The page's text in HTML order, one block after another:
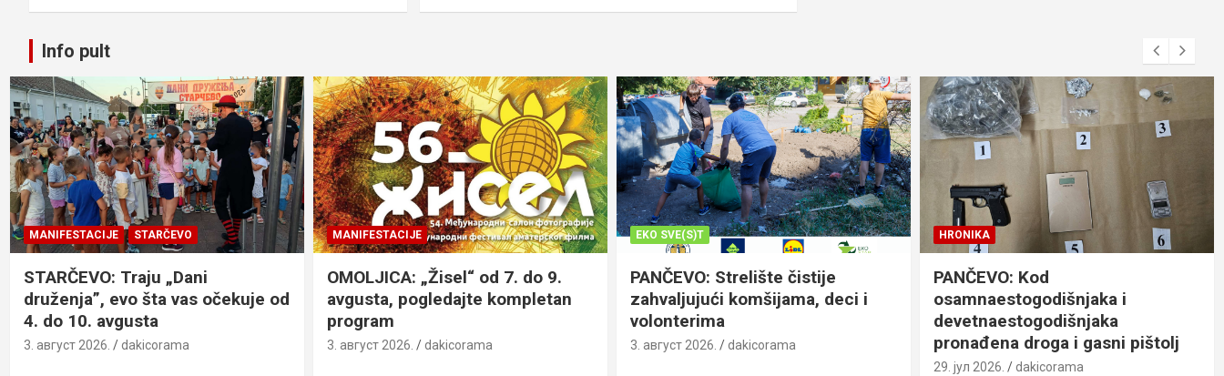
Info pult
MANIFESTACIJE STARČEVO
STARČEVO: Traju „Dani
druženja”, evo šta vas očekuje od
4. do 10. avgusta
3. август 2026. dakicorama
MANIFESTACIJE
OMOLJICA: „Žisel“ od 7. do 9.
avgusta, pogledajte kompletan
program
3. август 2026. dakicorama
EKO SVE(S)T
PANČEVO: Strelište čistije
zahvaljujući komšijama, deci i
volonterima
3. август 2026. dakicorama
HRONIKA
PANČEVO: Kod
osamnaestogodišnjaka i
devetnaestogodišnjaka
pronađena droga i gasni pištolj
29. јул 2026. dakicorama